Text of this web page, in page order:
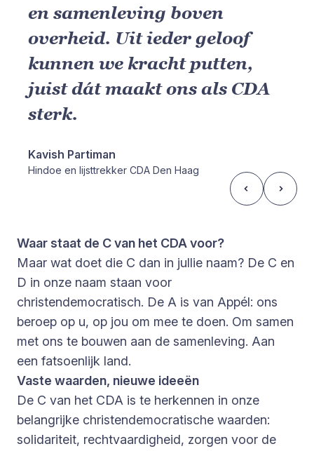
en samenleving boven
overheid. Uit ieder geloof
kunnen we kracht putten,
juist dát maakt ons als CDA
sterk.
Kavish Partiman
Hindoe en lijsttrekker CDA Den Haag
Waar staat de C van het CDA voor?
Maar wat doet die C dan in jullie naam? De C en
D in onze naam staan voor
christendemocratisch. De A is van Appél: ons
beroep op u, op jou om mee te doen. Om samen
met ons te bouwen aan de samenleving. Aan
een fatsoenlijk land.
Vaste waarden, nieuwe ideeën
De C van het CDA is te herkennen in onze
belangrijke christendemocratische waarden:
solidariteit, rechtvaardigheid, zorgen voor de